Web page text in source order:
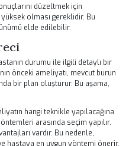
cerrahın sahip olması
Bu tür cerrahiler, estetik
da içerebilir. Dolayısıyla,
gerekmektedir.
hakkında bilgi sahibi
hızla değişmektedir ve
yenilikleri takip etmek gerekir.
anahtarıdır.
büyük önem taşır. Revizyon
sonuçlarını düzeltmek için
yüksek olması gereklidir. Bu